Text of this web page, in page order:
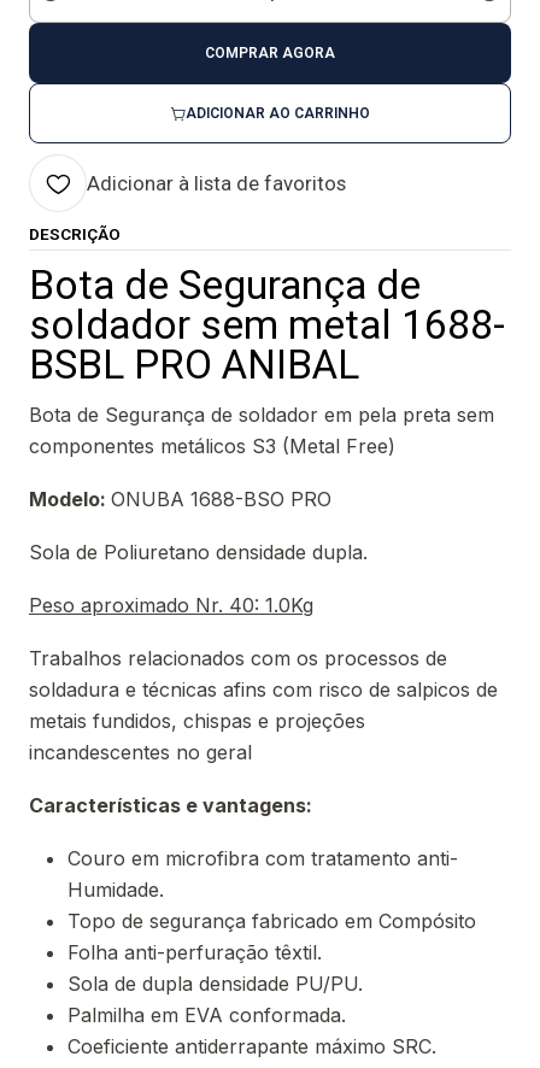
Quantidade
ADICIONAR AO CARRINHO
COMPRAR AGORA
Adicionar à lista de favoritos
DESCRIÇÃO
Bota de Segurança de
soldador sem metal 1688-
BSBL PRO ANIBAL
Bota de Segurança de soldador em pela preta sem
componentes metálicos S3 (Metal Free)
Modelo: ONUBA 1688-BSO PRO
Sola de Poliuretano densidade dupla.
Peso aproximado Nr. 40: 1.0Kg
Trabalhos relacionados com os processos de
soldadura e técnicas afins com risco de salpicos de
metais fundidos, chispas e projeções
incandescentes no geral
Características e vantagens:
Couro em microfibra com tratamento anti-
Humidade.
Topo de segurança fabricado em Compósito
Folha anti-perfuração têxtil.
Sola de dupla densidade PU/PU.
Palmilha em EVA conformada.
Coeficiente antiderrapante máximo SRC.